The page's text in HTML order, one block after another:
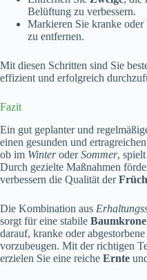
Belüftung zu verbessern.
Markieren Sie kranke oder
zu entfernen.
Mit diesen Schritten sind Sie
effizient und erfolgreich
Fazit
Ein gut geplanter und
einen gesunden und ertragreichen
ob im WinteroderSommer,
Durch gezielte Maßnahmen
verbessern die Qualität der
Die Kombination aus
sorgt für eine stabile Baumkrone
darauf, kranke oder abgestorbene
vorzubeugen. Mit der richtigen
erzielen Sie eine reiche Ernte